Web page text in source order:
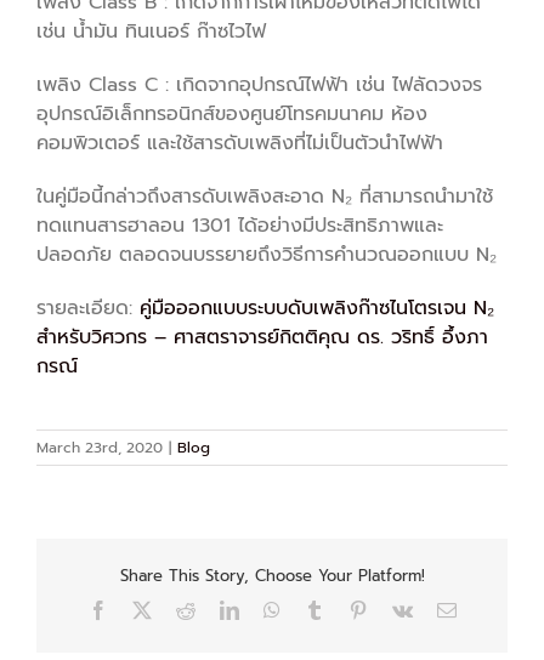
เช่น น้ำมัน ทินเนอร์ ก๊าซไวไฟ
เพลิง Class C : เกิดจากอุปกรณ์ไฟฟ้า เช่น ไฟลัดวงจร
อุปกรณ์อิเล็กทรอนิกส์ของศูนย์โทรคมนาคม ห้อง
คอมพิวเตอร์ และใช้สารดับเพลิงที่ไม่เป็นตัวนำไฟฟ้า
ในคู่มือนี้กล่าวถึงสารดับเพลิงสะอาด N₂ ที่สามารถนำมาใช้
ทดแทนสารฮาลอน 1301 ได้อย่างมีประสิทธิภาพและ
ปลอดภัย ตลอดจนบรรยายถึงวิธีการคำนวณออกแบบ N₂
รายละเอียด: คู่มือออกแบบระบบดับเพลิงก๊าซไนโตรเจน N₂
สำหรับวิศวกร – ศาสตราจารย์กิตติคุณ ดร. วริทธิ์ อึ้งภา
กรณ์
March 23rd, 2020 | Blog
Share This Story, Choose Your Platform!
Facebook RedditLinkedInWhatsApp
Tumblr Pinterest
Vk Email